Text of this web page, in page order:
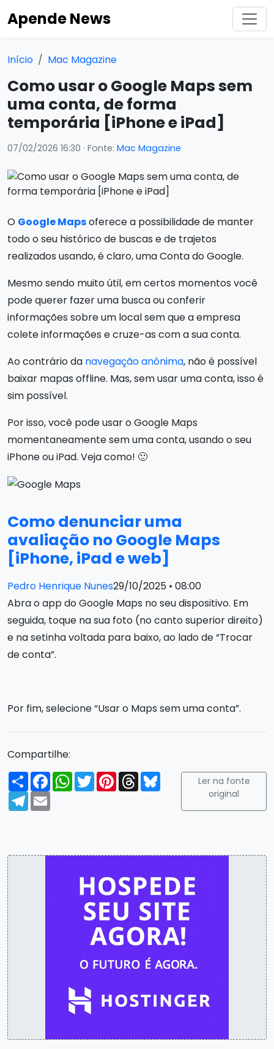
Apende News
Início Mac Magazine
Como usar o Google Maps sem
uma conta, de forma
temporária [iPhone e iPad]
07/02/2026 16:30 · Fonte: Mac Magazine
O Google Mapsoferece a possibilidade de manter
todo o seu histórico de buscas e de trajetos
realizados usando, é claro, uma Conta do Google.
Mesmo sendo muito útil, em certos momentos você
pode querer fazer uma busca ou conferir
informações sobre um local sem que a empresa
colete informações e cruze-as com a sua conta.
Ao contrário da navegação anônima, não é possível
baixar mapas offline. Mas, sem usar uma conta, isso é
sim possível.
Por isso, você pode usar o Google Maps
momentaneamente sem uma conta, usando o seu
iPhone ou iPad. Veja como! 🙂
Como denunciar uma
avaliação no Google Maps
[iPhone, iPad e web]
Pedro Henrique Nunes29/10/2025 • 08:00
Abra o app do Google Maps no seu dispositivo. Em
seguida, toque na sua foto (no canto superior direito)
e na setinha voltada para baixo, ao lado de “Trocar
de conta”.
Por fim, selecione “Usar o Maps sem uma conta”.
Compartilhe:
Compartilhar
FacebookWhatsApp
TwitterPinterest
ThreadsBluesky
Telegram
Email
Ler na fonte
original